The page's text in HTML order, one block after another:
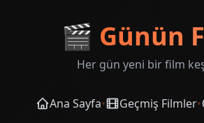
🎬 Günün
Her gün yeni bir film
Ana Sayfa• Geçmiş Filmler•